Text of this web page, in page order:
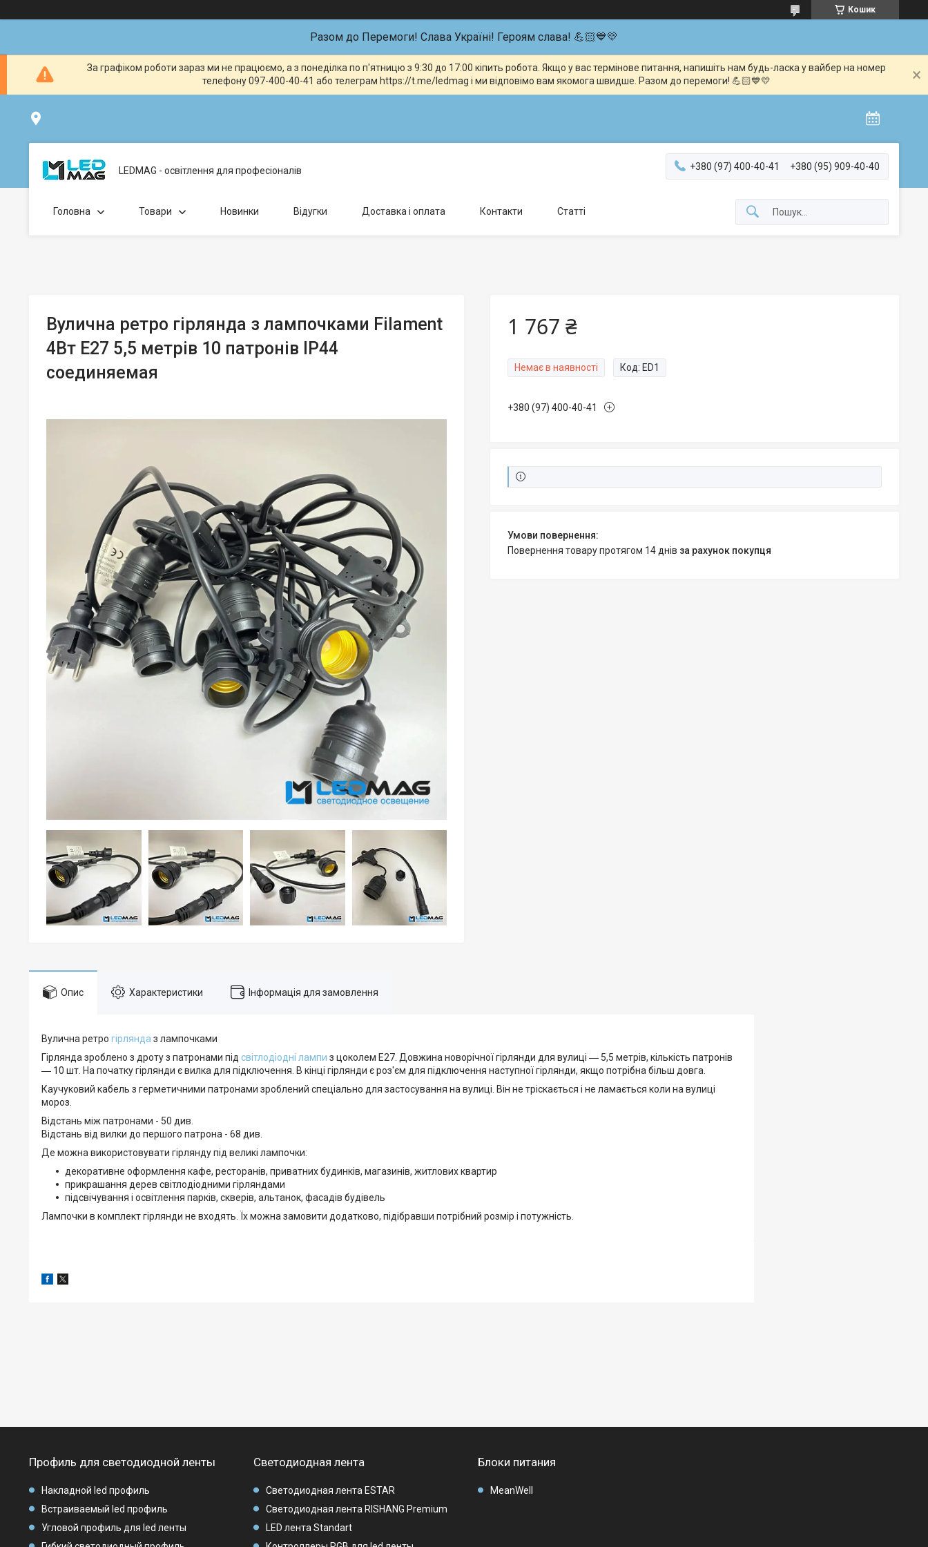
Кошик
Разом до Перемоги! Слава Україні! Героям слава! 💪🏻💙💛
За графіком роботи зараз ми не працюємо, а з понеділка по п'ятницю з 9:30 до 17:00 кіпить робота. Якщо у вас термінове питання, напишіть нам будь-ласка у вайбер на номер
телефону 097-400-40-41 або телеграм https://t.me/ledmag і ми відповімо вам якомога швидше. Разом до перемоги! 💪🏻💙💛
LEDMAG - освітлення для професіоналів +380 (97) 400-40-41 +380 (95) 909-40-40
Головна Товари Новинки Відугки Доставка і оплата Контакти Статті
Вулична ретро гірлянда з лампочками Filament
4Вт Е27 5,5 метрів 10 патронів IP44
соединяемая
1 767 ₴
Немає в наявності Код: ED1
+380 (97) 400-40-41
повернення товару протягом 14 днів за рахунок покупця
Опис Характеристики Інформація для замовлення
Вулична ретро гірлянда з лампочками
Гірлянда зроблено з дроту з патронами під світлодіодні лампи з цоколем E27. Довжина новорічної гірлянди для вулиці ― 5,5 метрів, кількість патронів
― 10 шт. На початку гірлянди є вилка для підключення. В кінці гірлянди є роз'єм для підключення наступної гірлянди, якщо потрібна більш довга.
Каучуковий кабель з герметичними патронами зроблений спеціально для застосування на вулиці. Він не тріскається і не ламається коли на вулиці
мороз.
Відстань між патронами - 50 див.
Відстань від вилки до першого патрона - 68 див.
Де можна використовувати гірлянду під великі лампочки:
декоративне оформлення кафе, ресторанів, приватних будинків, магазинів, житлових квартир
прикрашання дерев світлодіодними гірляндами
підсвічування і освітлення парків, скверів, альтанок, фасадів будівель
Лампочки в комплект гірлянди не входять. Їх можна замовити додатково, підібравши потрібний розмір і потужність.
Профиль для светодиодной ленты
Накладной led профиль
Встраиваемый led профиль
Угловой профиль для led ленты
Светодиодная лента
Светодиодная лента ESTAR
Светодиодная лента RISHANG Premium
LED лента Standart
Блоки питания
MeanWell